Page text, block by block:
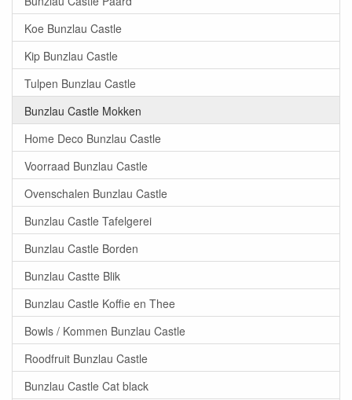
Koe Bunzlau Castle
Kip Bunzlau Castle
Tulpen Bunzlau Castle
Bunzlau Castle Mokken
Home Deco Bunzlau Castle
Voorraad Bunzlau Castle
Ovenschalen Bunzlau Castle
Bunzlau Castle Tafelgerei
Bunzlau Castle Borden
Bunzlau Castte Blik
Bunzlau Castle Koffie en Thee
Bowls / Kommen Bunzlau Castle
Roodfruit Bunzlau Castle
Bunzlau Castle Cat black